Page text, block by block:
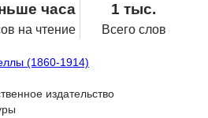
часа
на чтение
1 тыс.
Всего слов
(1860-1914)
издательство